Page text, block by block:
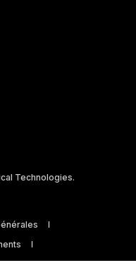
Technologies.